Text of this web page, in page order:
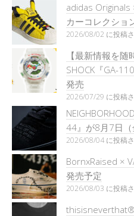
adidas
カーコレクショ
2026/08/02 に投稿
【最新情報を
SHOCK『GA-
発売
2026/07/29 に投稿
44』が8月7日
2026/08/04 に投稿
BornxRaised ×
発売予定
2026/08/03 に投稿